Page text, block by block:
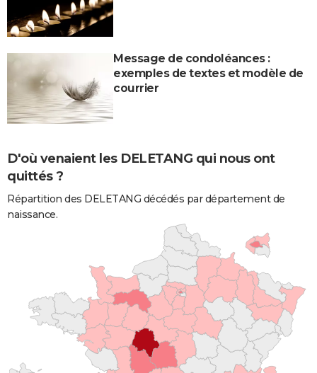
Message de condoléances :
exemples de textes et modèle de
courrier
D'où venaient les DELETANG qui nous ont
quittés ?
Répartition des DELETANG décédés par département de
naissance.